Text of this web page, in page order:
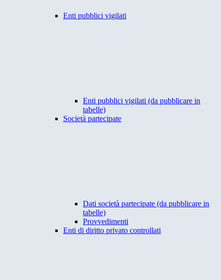
Enti pubblici vigilati
Enti pubblici vigilati (da pubblicare in
tabelle)
Società partecipate
Dati società partecipate (da pubblicare in
tabelle)
Provvedimenti
Enti di diritto privato controllati